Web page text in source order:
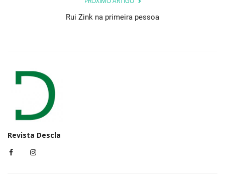
Rui Zink na primeira pessoa
Revista Descla